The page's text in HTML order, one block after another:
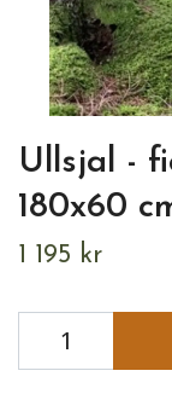
Ullsjal -
180x60
1 195 kr